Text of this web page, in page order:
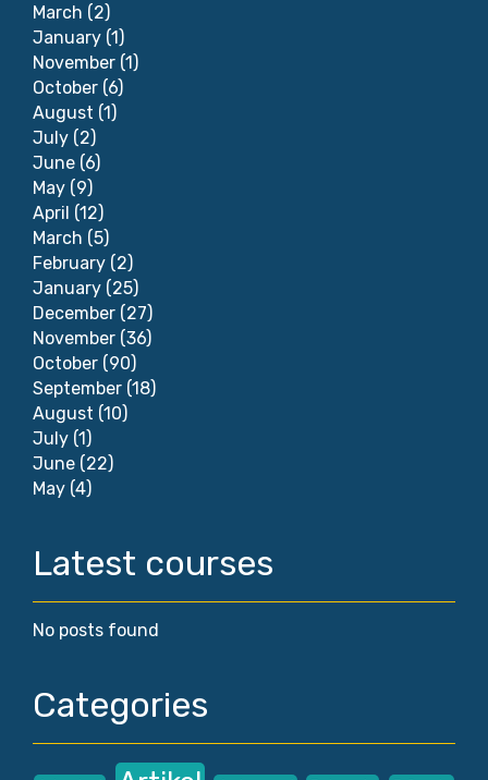
March (2)
January (1)
November (1)
October (6)
August (1)
July (2)
June (6)
May (9)
April (12)
March (5)
February (2)
January (25)
December (27)
November (36)
October (90)
September (18)
August (10)
July (1)
June (22)
May (4)
Latest courses
No posts found
Categories